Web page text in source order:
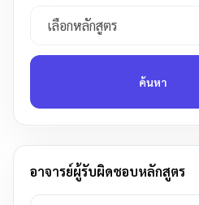
ค้นหา
อาจารย์ผู้รับผิดชอบหลักสูตร